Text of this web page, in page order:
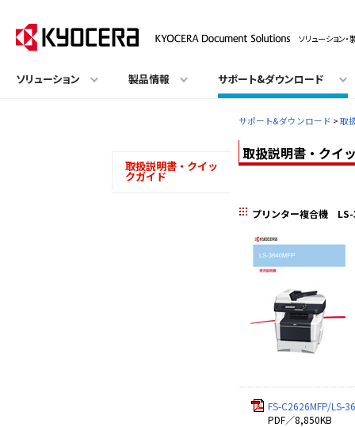
ソリューション
ソリューション 製品情報 サポート&ダウンロード
取扱説明書・クイッ
クガイド
サポート&ダウンロード > 取
取扱説明書・クイ
プリンター複合機 LS-
FS-C2626MFP/LS-
PDF／8,850KB